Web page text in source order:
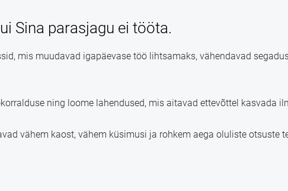
Sina parasjagu ei tööta.
mis muudavad igapäevase töö lihtsamaks, vähendavad
ning loome lahendused, mis aitavad ettevõttel kasvada
vähem kaost, vähem küsimusi ja rohkem aega oluliste otsuste